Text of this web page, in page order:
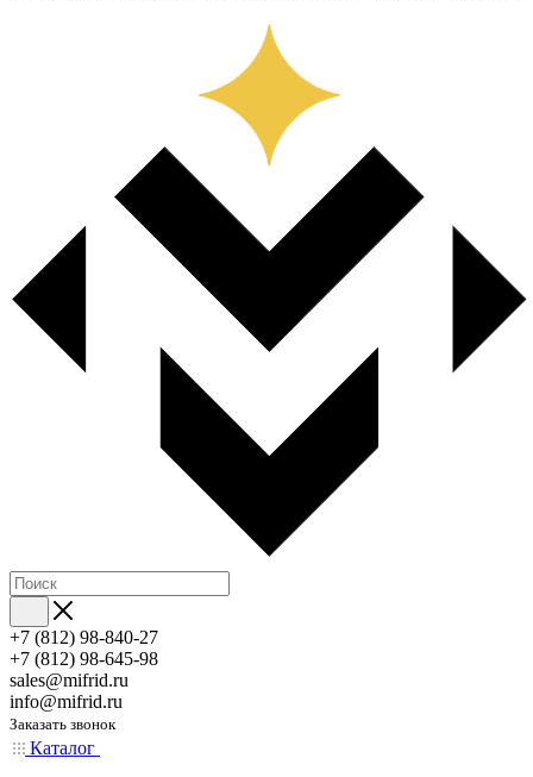
+7 (812) 98-840-27
+7 (812) 98-645-98
sales@mifrid.ru
info@mifrid.ru
Заказать звонок
Каталог